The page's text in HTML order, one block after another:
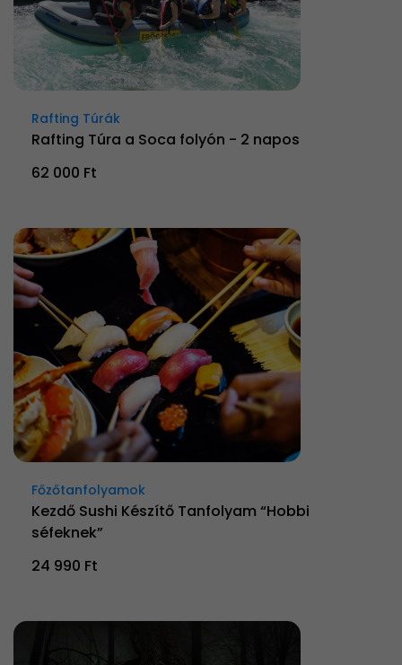
Rafting Túrák
Rafting Túra a Soca folyón - 2 napos
62 000 Ft
Főzőtanfolyamok
Kezdő Sushi Készítő Tanfolyam “Hobbi
séfeknek”
24 990 Ft